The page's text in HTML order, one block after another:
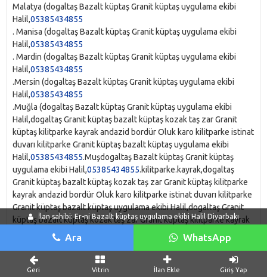
İlan sahibi: Er-ni Bazalt küptaş uygulama ekibi Halil Diyarbakı
Ara WhatsApp
Malatya‎ (dogaltaş Bazalt küptaş Granit küptaş uygulama ekibi
Halil,05385434855
. Manisa‎ (dogaltaş Bazalt küptaş Granit küptaş uygulama ekibi
Halil,05385434855
. Mardin‎ (dogaltaş Bazalt küptaş Granit küptaş uygulama ekibi
Halil,05385434855
.Mersin‎ (dogaltaş Bazalt küptaş Granit küptaş uygulama ekibi
Halil,05385434855
.Muğla‎ (dogaltaş Bazalt küptaş Granit küptaş uygulama ekibi
Halil,dogaltaş Granit küptaş bazalt küptaş kozak taş zar Granit
küptaş kilitparke kayrak andazid bordür Oluk karo kilitparke istinat
duvarı kilitparke Granit küptaş bazalt küptaş uygulama ekibi
Halil,05385434855.Muş‎dogaltaş Bazalt küptaş Granit küptaş
uygulama ekibi Halil,05385434855.kilitparke.kayrak,dogaltaş
Granit küptaş bazalt küptaş kozak taş zar Granit küptaş kilitparke
kayrak andazid bordür Oluk karo kilitparke istinat duvarı kilitparke
Granit küptaş bazalt küptaş uygulama ekibi Halil,dogaltaş Granit
küptaş bazalt küptaş kozak taş zar Granit küptaş kilitparke kayrak
andazid bordür Oluk karo kilitparke istinat duvarı kilitparke Granit
. Nevşehir‎ (dogaltaş Bazalt küptaş Granit küptaş uygulama ekibi
Halil,05385434855
Geri Vitrin İlan Ekle Giriş Yap